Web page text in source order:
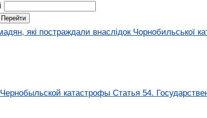
які постраждали внаслідок Чорнобильської
катастрофы Статья 54.